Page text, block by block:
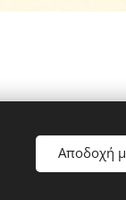
Αποδοχή